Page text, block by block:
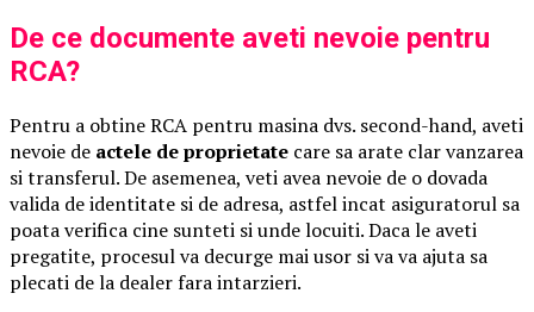
De ce documente aveti nevoie pentru
RCA?
Pentru a obtine RCA pentru masina dvs. second-hand, aveti
nevoie de actele de proprietate care sa arate clar vanzarea
si transferul. De asemenea, veti avea nevoie de o dovada
valida de identitate si de adresa, astfel incat asiguratorul sa
poata verifica cine sunteti si unde locuiti. Daca le aveti
pregatite, procesul va decurge mai usor si va va ajuta sa
plecati de la dealer fara intarzieri.